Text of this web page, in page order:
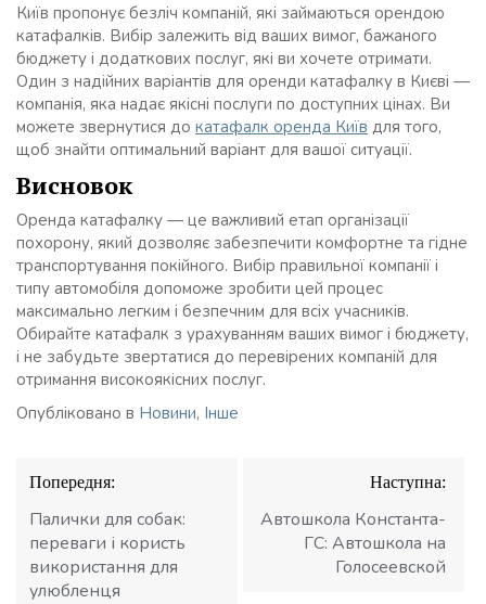
Київ пропонує безліч компаній, які займаються орендою
катафалків. Вибір залежить від ваших вимог, бажаного
бюджету і додаткових послуг, які ви хочете отримати.
Один з надійних варіантів для оренди катафалку в Києві —
компанія, яка надає якісні послуги по доступних цінах. Ви
можете звернутися до катафалк оренда Київ для того,
щоб знайти оптимальний варіант для вашої ситуації.
Висновок
Оренда катафалку — це важливий етап організації
похорону, який дозволяє забезпечити комфортне та гідне
транспортування покійного. Вибір правильної компанії і
типу автомобіля допоможе зробити цей процес
максимально легким і безпечним для всіх учасників.
Обирайте катафалк з урахуванням ваших вимог і бюджету,
і не забудьте звертатися до перевірених компаній для
отримання високоякісних послуг.
Опубліковано в Новини, Інше
Навігація
записів
Попередня:
Палички для собак:
переваги і користь
використання для
улюбленця
Наступна:
Автошкола Константа-
ГС: Автошкола на
Голосеевской